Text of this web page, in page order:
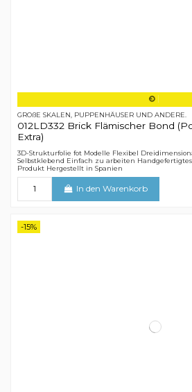
GROßE SKALEN, PUPPENHÄUSER UND ANDERE.
012LD332 Brick Flämischer Bond
Extra)
3D-Strukturfolie fot Modelle Flexibel
Selbstklebend Einfach zu arbeiten
Produkt Hergestellt in Spanien
In den Warenkorb
-15%